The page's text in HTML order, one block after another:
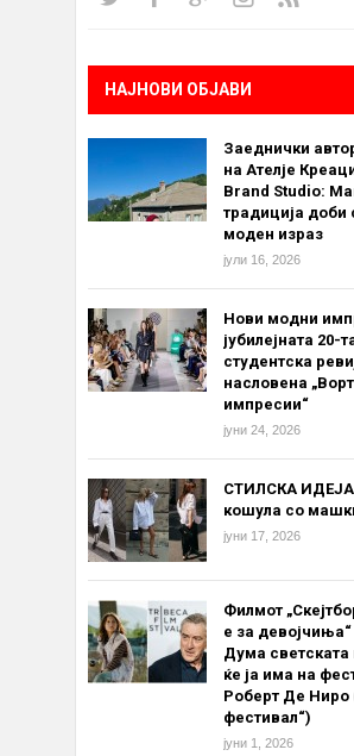
НАЈНОВИ ОБЈАВИ
Заеднички
на Ателје
Brand Studio:
традиција доби
моден израз
јули 16, 2026
Нови модни
јубилејната 20-
студентска
насловена
импресии“
јуни 24, 2026
СТИЛСКА
кошула со
јуни 17, 2026
Филмот
е за
Дума
ќе ја има на
Роберт Де Ниро
фестивал“)
јуни 1, 2026